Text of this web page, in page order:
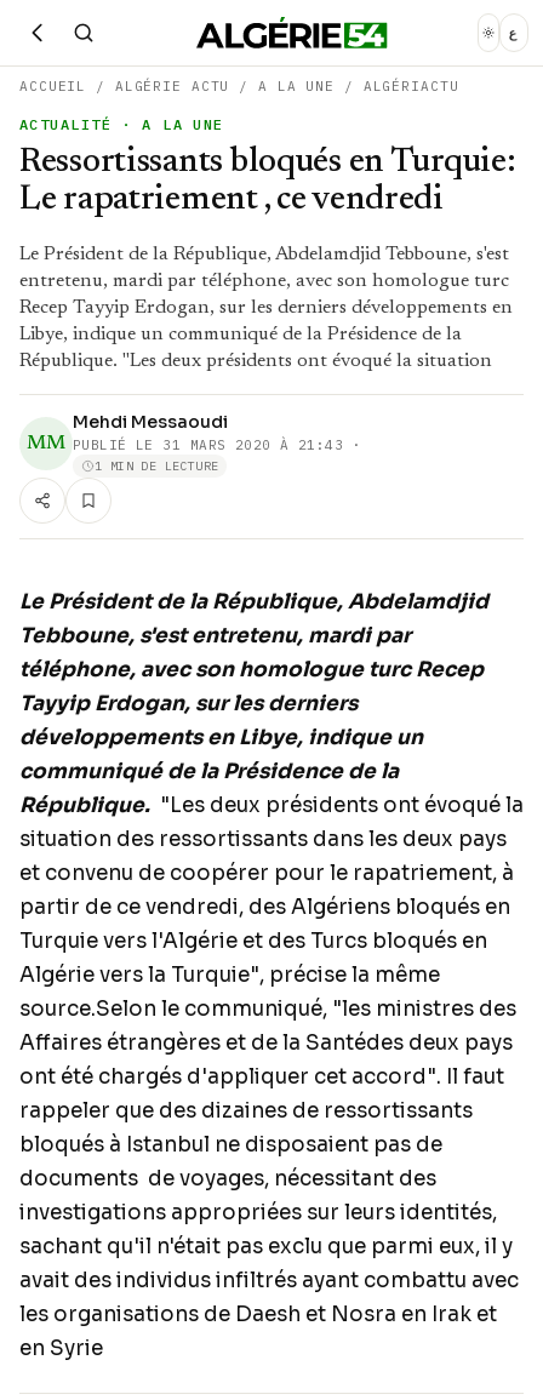
ع
ACCUEIL / ALGÉRIE ACTU /A LA UNE / ALGÉRIACTU
ACTUALITÉ · A LA UNE
Ressortissants bloqués en Turquie:
Le rapatriement , ce vendredi
Le Président de la République, Abdelamdjid Tebboune, s'est
entretenu, mardi par téléphone, avec son homologue turc
Recep Tayyip Erdogan, sur les derniers développements en
Libye, indique un communiqué de la Présidence de la
République. "Les deux présidents ont évoqué la situation
MM
Mehdi Messaoudi
PUBLIÉ LE 31 MARS 2020 À 21:43 ·
1 MIN DE LECTURE
Le Président de la République, Abdelamdjid
Tebboune, s'est entretenu, mardi par
téléphone, avec son homologue turc Recep
Tayyip Erdogan, sur les derniers
développements en Libye, indique un
communiqué de la Présidence de la
République. "Les deux présidents ont évoqué la
situation des ressortissants dans les deux pays
et convenu de coopérer pour le rapatriement, à
partir de ce vendredi, des Algériens bloqués en
Turquie vers l'Algérie et des Turcs bloqués en
Algérie vers la Turquie", précise la même
source.Selon le communiqué, "les ministres des
Affaires étrangères et de la Santédes deux pays
ont été chargés d'appliquer cet accord". Il faut
rappeler que des dizaines de ressortissants
bloqués à Istanbul ne disposaient pas de
documents de voyages, nécessitant des
investigations appropriées sur leurs identités,
sachant qu'il n'était pas exclu que parmi eux, il y
avait des individus infiltrés ayant combattu avec
les organisations de Daesh et Nosra en Irak et
en Syrie